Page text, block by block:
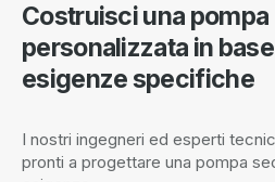
Costruisci una pompa
personalizzata in
esigenze specifiche
I nostri ingegneri ed esperti
pronti a progettare una pompa